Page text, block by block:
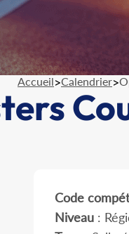
Accueil>Calendrier>
Code
Niveau: